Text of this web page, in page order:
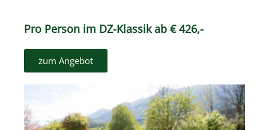
Pro Person im DZ-Klassik ab € 426,-
zum Angebot